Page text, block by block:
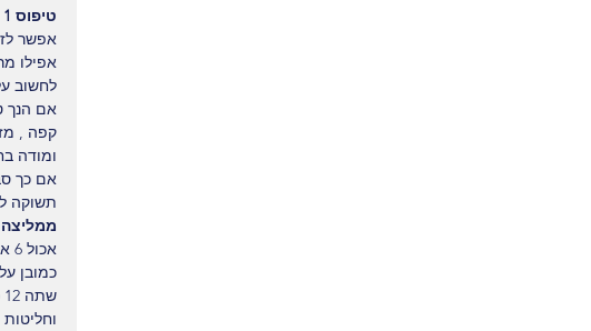
טיפוס 1 "התאוותן"
אפשר
אפילו
לחשוב
אם הנך
קפה ,
ומודה
אם כך
תשוקה
כמובן